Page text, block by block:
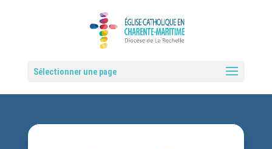
Sélectionner une page